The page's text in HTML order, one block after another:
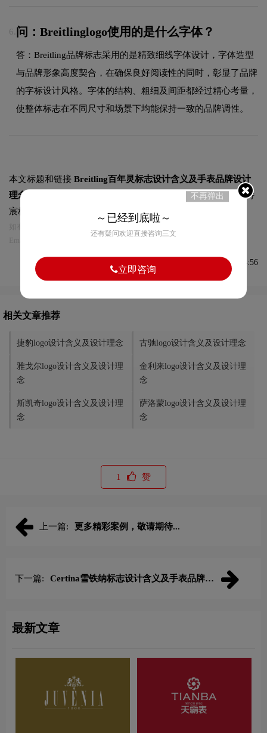
6. 问：Breitlinglogo使用的是什么字体？
答：Breitling品牌标志采用的是精致细线字体设计，字体造型
与品牌形象高度契合，在确保良好阅读性的同时，彰显了品牌
的字标设计风格。字体的结构、粗细及间距都经过精心考量，
使整体标志在不同尺寸和场景下均能保持一致的品牌调性。
本文标题和链接 Breitling百年灵标志设计含义及手表品牌设计
理念:
转载时请注明出处为诗
宸标志设计及本链接!
发布于2021-08-17 08:54:56
相关文章推荐
捷豹logo设计含义及设计理念 古驰logo设计含义及设计理念
雅戈尔logo设计含义及设计理
念
金利来logo设计含义及设计理
念
斯凯奇logo设计含义及设计理
念
萨洛蒙logo设计含义及设计理
念
1 赞
上一篇: 更多精彩案例，敬请期待...
下一篇:
Certina雪铁纳标志设计含义及手表品牌设
最新文章
不再弹出
～已经到底啦～
还有疑问欢迎直接咨询三文
立即咨询